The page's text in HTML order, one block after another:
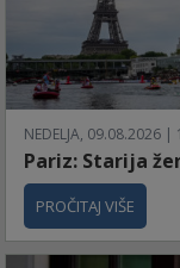
NEDELJA, 09.08.2026 |
Pariz: Starija
PROČITAJ VIŠE